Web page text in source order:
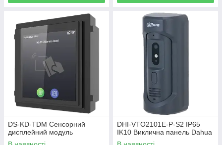
DS-KD-TDM Сенсорний
дисплейний модуль
DHI-VTO2101E-P-S2 IP65
IK10 Виклична панель Dahua